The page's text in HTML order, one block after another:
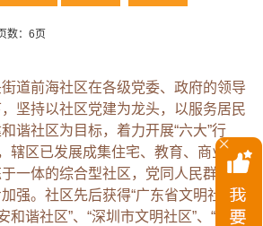
数：6页
道前海社区在各级党委、政府的领导
坚持以社区党建为龙头，以服务居民
谐社区为目标，着力开展“六大”行
辖区已发展成集住宅、教育、商业、
一体的综合型社区，党同人民群众的
强。社区先后获得“广东省文明社
和谐社区”、“深圳市文明社区”、“深圳